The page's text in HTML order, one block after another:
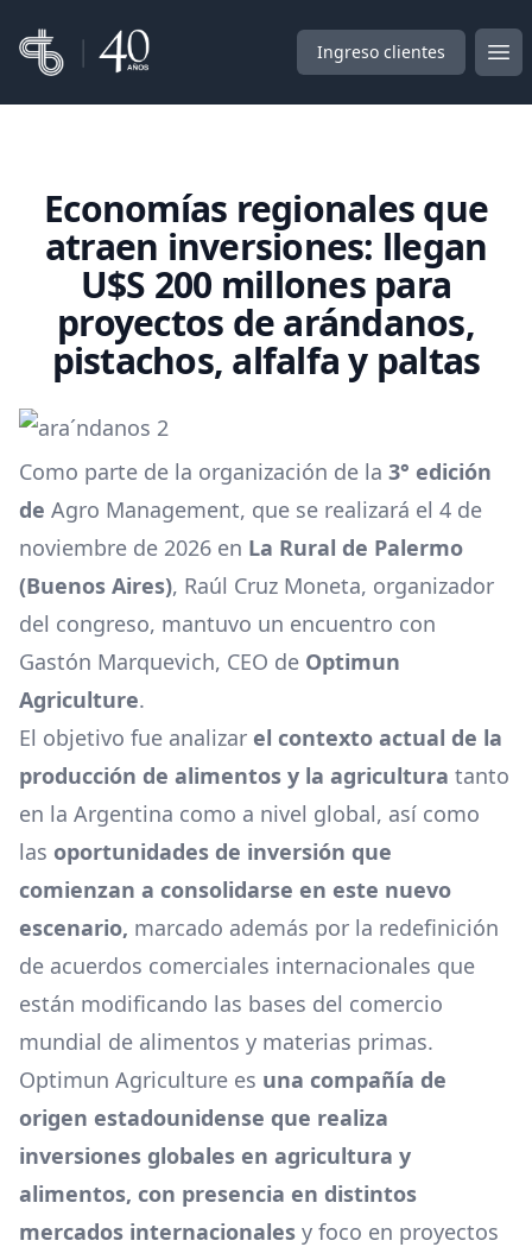
Corber Ingreso clientes
Economías regionales que
atraen inversiones: llegan
U$S 200 millones para
proyectos de arándanos,
pistachos, alfalfa y paltas
Como parte de la organización de la 3° edición
de Agro Management, que se realizará el 4 de
noviembre de 2026 en La Rural de Palermo
(Buenos Aires), Raúl Cruz Moneta, organizador
del congreso, mantuvo un encuentro con
Gastón Marquevich, CEO de Optimun
Agriculture.
El objetivo fue analizar el contexto actual de la
producción de alimentos y la agricultura tanto
en la Argentina como a nivel global, así como
las oportunidades de inversión que
comienzan a consolidarse en este nuevo
escenario, marcado además por la redefinición
de acuerdos comerciales internacionales que
están modificando las bases del comercio
mundial de alimentos y materias primas.
Optimun Agriculture es una compañía de
origen estadounidense que realiza
inversiones globales en agricultura y
alimentos, con presencia en distintos
mercados internacionales y foco en proyectos